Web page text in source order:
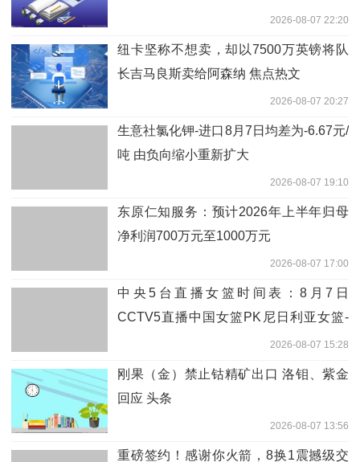
2026-08-07 22:20
纽卡坚称不想卖，却以7500万英镑将队
长吉马良斯卖给阿森纳 焦点热文
2026-08-07 20:27
生意社氯化钾-进口8月7日均差为-6.67元/
吨 由负向缩小重新扩大
2026-08-07 19:10
东原仁知服务：预计2026年上半年归母
净利润700万元至1000万元
2026-08-07 17:00
中央5台直播女篮时间表：8月7日
CCTV5直播中国女篮PK尼日利亚女篮-
2026-08-07 15:28
刚果（金）禁止钴精矿出口 洛钼、紫金
回应 头条
2026-08-07 13:56
重磅签约！感谢你火箭，8换1震撼级交